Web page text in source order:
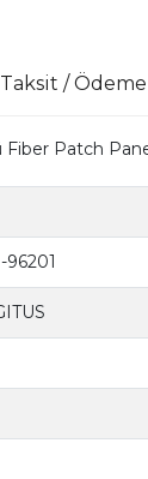
Taksit /
Patch
96201